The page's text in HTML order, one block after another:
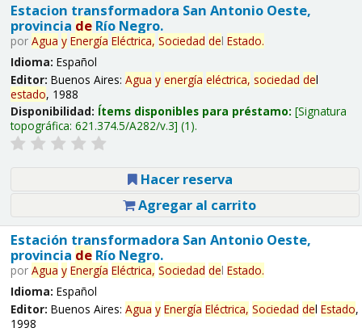
Estacion transformadora San Antonio Oeste,
provincia deRío Negro.
por Agua y Energía Eléctrica, Sociedad del Estado.
Idioma: Español
Editor: Buenos Aires: Agua y energía eléctrica, sociedad del
estado, 1988
Disponibilidad: Ítems disponibles para préstamo: Signatura
topográfica: 621.374.5/A282/v.3 (1).
Hacer reserva
Agregar al carrito
Estación transformadora San Antonio Oeste,
provincia deRío Negro.
por Agua y Energía Eléctrica, Sociedad del Estado.
Idioma: Español
Editor: Buenos Aires: Agua y Energía Eléctrica, Sociedad del Estado,
1998